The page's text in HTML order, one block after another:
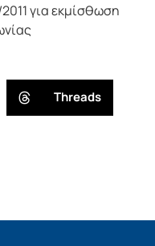
για εκμίσθωση
Threads